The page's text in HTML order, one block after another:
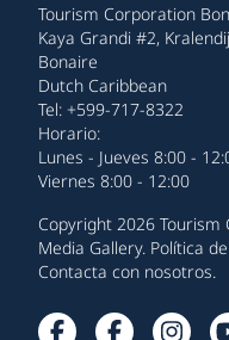
Tourism Corporation
Kaya Grandi #2,
Bonaire
Dutch Caribbean
Tel: +599-717-8322
Horario:
Lunes - Jueves 8:00 -
Viernes 8:00 - 12:00
Copyright 2026
Media Gallery. Política
Contacta con nosotros.